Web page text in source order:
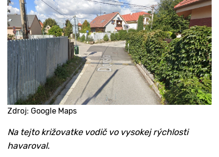
Zdroj: Google Maps
Na tejto križovatke vodič vo vysokej rýchlosti
havaroval.